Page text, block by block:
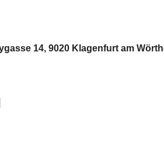
14, 9020 Klagenfurt am